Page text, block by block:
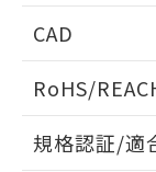
A: 20mm以上、
周囲金属の影響
検出物体の大き
CAD
ドすること
RoHS/
規格認証/適